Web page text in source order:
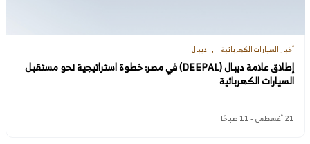
أخبار السيارات الكهربائية ديبال
إطلاق علامة ديبال (DEEPAL) في مصر: خطوة استراتيجية نحو مستقبل
السيارات الكهربائية
21 أغسطس - 11 صباحًا